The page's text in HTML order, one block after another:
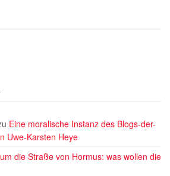
Eine moralische Instanz des Blogs-der-
Uwe-Karsten Heye
die Straße von Hormus: was wollen die